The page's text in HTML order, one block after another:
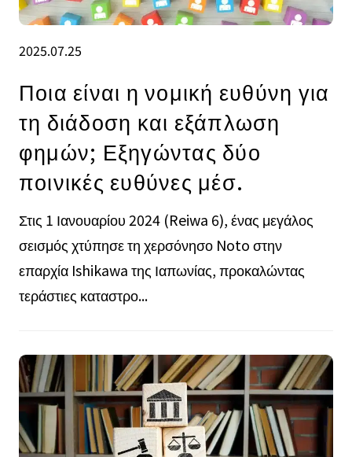
2025.07.25
Ποια είναι η νομική ευθύνη για
τη διάδοση και εξάπλωση
φημών; Εξηγώντας δύο
ποινικές ευθύνες μέσ.
Στις 1 Ιανουαρίου 2024 (Reiwa 6), ένας μεγάλος
σεισμός χτύπησε τη χερσόνησο Noto στην
επαρχία Ishikawa της Ιαπωνίας, προκαλώντας
τεράστιες καταστρο...